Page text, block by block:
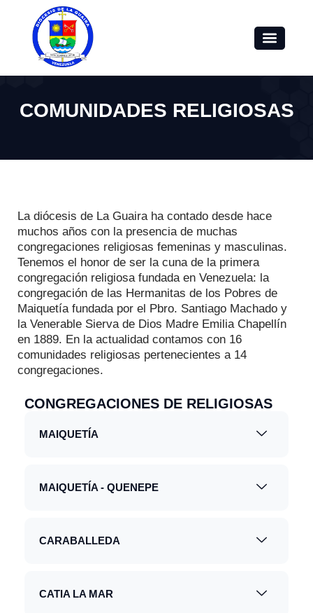
COMUNIDADES RELIGIOSAS
La diócesis de La Guaira ha contado desde hace
muchos años con la presencia de muchas
congregaciones religiosas femeninas y masculinas.
Tenemos el honor de ser la cuna de la primera
congregación religiosa fundada en Venezuela: la
congregación de las Hermanitas de los Pobres de
Maiquetía fundada por el Pbro. Santiago Machado y
la Venerable Sierva de Dios Madre Emilia Chapellín
en 1889. En la actualidad contamos con 16
comunidades religiosas pertenecientes a 14
congregaciones.
CONGREGACIONES DE RELIGIOSAS
MAIQUETÍA
MAIQUETÍA - QUENEPE
CARABALLEDA
CATIA LA MAR